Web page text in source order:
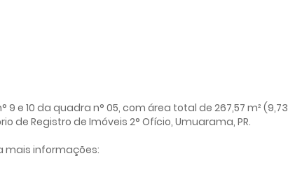
e 10 da quadra n° 05, com área total de 267,57 m² (9,73
de Registro de Imóveis 2° Ofício, Umuarama, PR.
mais informações: